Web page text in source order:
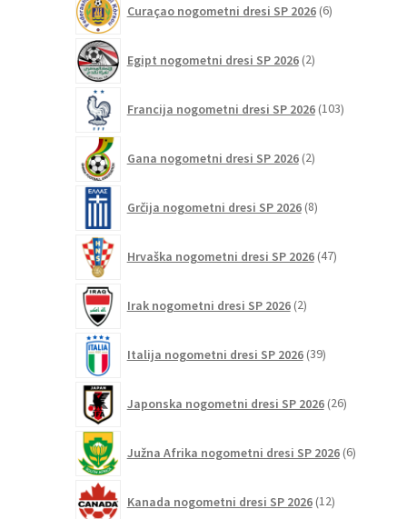
Curaçao nogometni dresi SP 2026 6izdelkov
Egipt nogometni dresi SP 2026 2izdelka
Francija nogometni dresi SP 2026 103izdelki
Gana nogometni dresi SP 2026 2izdelka
Grčija nogometni dresi SP 2026 8izdelkov
Hrvaška nogometni dresi SP 2026 47izdelkov
Irak nogometni dresi SP 2026 2izdelka
Italija nogometni dresi SP 2026 39izdelkov
Japonska nogometni dresi SP 2026 26izdelkov
Južna Afrika nogometni dresi SP 2026 6izdelkov
Kanada nogometni dresi SP 2026 12izdelkov